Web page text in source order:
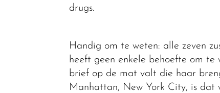
drugs.
Handig om te weten: alle zeven
heeft geen enkele behoefte om
brief op de mat valt die haar
Manhattan, New York City, is dat